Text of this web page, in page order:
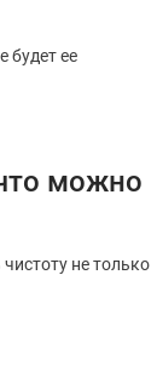
будет ее
можно
не только